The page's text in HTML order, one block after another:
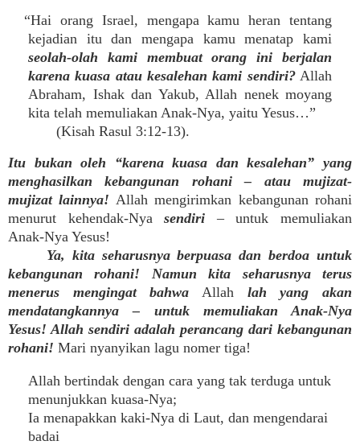
“Hai orang Israel, mengapa kamu heran tentang
kejadian itu dan mengapa kamu menatap kami
seolah-olah kami membuat orang ini berjalan
karena kuasa atau kesalehan kami sendiri?Allah
Abraham, Ishak dan Yakub, Allah nenek moyang
kita telah memuliakan Anak-Nya, yaitu Yesus…”
(Kisah Rasul 3:12-13).
Itu bukan oleh “karena kuasa dan kesalehan” yang
menghasilkan kebangunan rohani – atau mujizat-
mujizat lainnya! Allah mengirimkan kebangunan rohani
menurut kehendak-Nyasendiri – untuk memuliakan
Anak-Nya Yesus!
Ya, kita seharusnya berpuasa dan berdoa untuk
kebangunan rohani! Namun kita seharusnya terus
menerus mengingat bahwa Allah lah yang akan
mendatangkannya – untuk memuliakan Anak-Nya
Yesus! Allah sendiri adalah perancang dari kebangunan
rohani! Mari nyanyikan lagu nomer tiga!
Allah bertindak dengan cara yang tak terduga untuk
menunjukkan kuasa-Nya;
Ia menapakkan kaki-Nya di Laut, dan mengendarai
badai